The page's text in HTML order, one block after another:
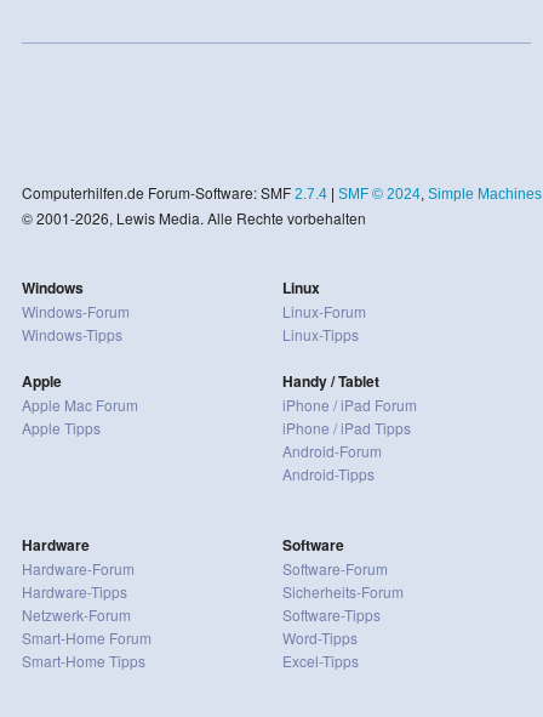
Computerhilfen.de Forum-Software: SMF 2.7.4| SMF © 2024, Simple Machines
© 2001-2026, Lewis Media. Alle Rechte vorbehalten
Windows
Windows-Forum
Windows-Tipps
Apple
Apple Mac Forum
Apple Tipps
Linux
Linux-Forum
Linux-Tipps
Handy / Tablet
iPhone / iPad Forum
iPhone / iPad Tipps
Android-Forum
Android-Tipps
Hardware
Hardware-Forum
Hardware-Tipps
Netzwerk-Forum
Smart-Home Forum
Smart-Home Tipps
Software
Software-Forum
Sicherheits-Forum
Software-Tipps
Word-Tipps
Excel-Tipps